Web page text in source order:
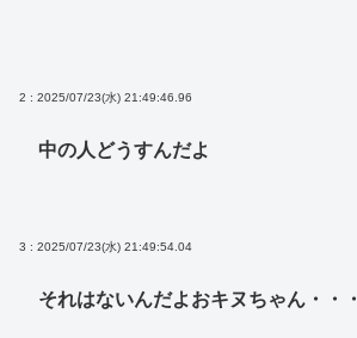
2 : 2025/07/23(水) 21:49:46.96
中の人どうすんだよ
3 : 2025/07/23(水) 21:49:54.04
それはないんだよおキヌちゃん・・・